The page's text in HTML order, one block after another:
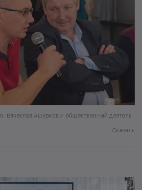
Вячеслав Ашурков и общественный деятель
Скачать